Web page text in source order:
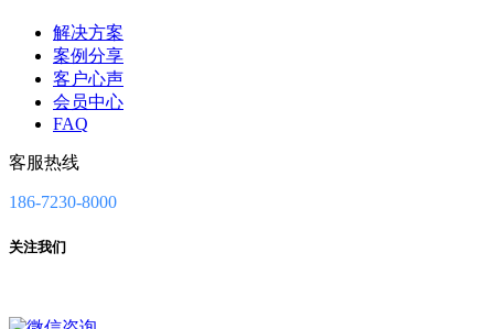
解决方案
案例分享
客户心声
会员中心
FAQ
客服热线
186-7230-8000
关注我们